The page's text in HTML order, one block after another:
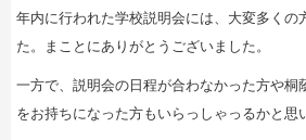
年内に行われた学校説明会には、大変多くの
た。まことにありがとうございました。
一方で、説明会の日程が合わなかった方や桐
をお持ちになった方もいらっしゃっるかと思